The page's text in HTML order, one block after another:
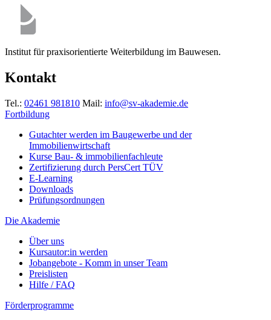
Institut für praxisorientierte Weiterbildung im Bauwesen.
Kontakt
Tel.: 02461 981810 Mail: info@sv-akademie.de
Fortbildung
Gutachter werden im Baugewerbe und der
Immobilienwirtschaft
Kurse Bau- & immobilienfachleute
Zertifizierung durch PersCert TÜV
E-Learning
Downloads
Prüfungsordnungen
Die Akademie
Über uns
Kursautor:in werden
Jobangebote - Komm in unser Team
Preislisten
Hilfe / FAQ
Förderprogramme